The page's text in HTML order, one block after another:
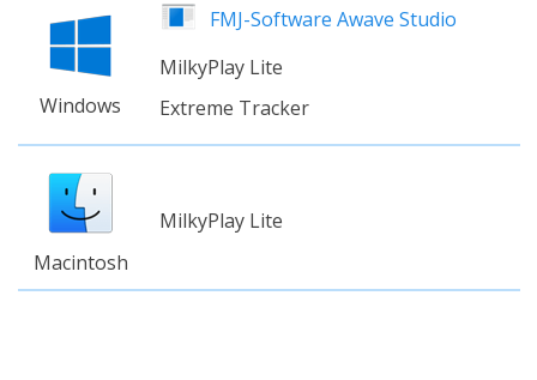
Windows
FMJ-Software Awave Studio
MilkyPlay Lite
Extreme Tracker
Macintosh
MilkyPlay Lite